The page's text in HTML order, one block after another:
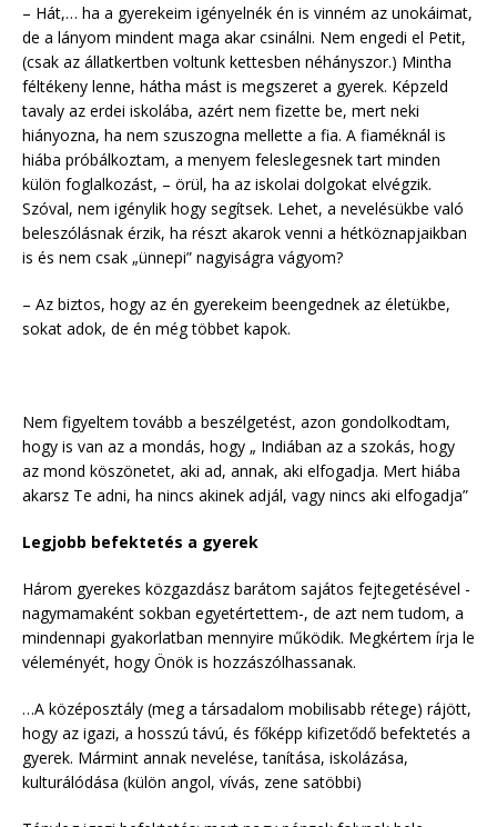
– Hát,… ha a gyerekeim igényelnék én is vinném az unokáimat,
de a lányom mindent maga akar csinálni. Nem engedi el Petit,
(csak az állatkertben voltunk kettesben néhányszor.) Mintha
féltékeny lenne, hátha mást is megszeret a gyerek. Képzeld
tavaly az erdei iskolába, azért nem fizette be, mert neki
hiányozna, ha nem szuszogna mellette a fia. A fiaméknál is
hiába próbálkoztam, a menyem feleslegesnek tart minden
külön foglalkozást, – örül, ha az iskolai dolgokat elvégzik.
Szóval, nem igénylik hogy segítsek. Lehet, a nevelésükbe való
beleszólásnak érzik, ha részt akarok venni a hétköznapjaikban
is és nem csak „ünnepi” nagyiságra vágyom?
– Az biztos, hogy az én gyerekeim beengednek az életükbe,
sokat adok, de én még többet kapok.
Nem figyeltem tovább a beszélgetést, azon gondolkodtam,
hogy is van az a mondás, hogy „ Indiában az a szokás, hogy
az mond köszönetet, aki ad, annak, aki elfogadja. Mert hiába
akarsz Te adni, ha nincs akinek adjál, vagy nincs aki elfogadja”
Legjobb befektetés a gyerek
Három gyerekes közgazdász barátom sajátos fejtegetésével -
nagymamaként sokban egyetértettem-, de azt nem tudom, a
mindennapi gyakorlatban mennyire működik. Megkértem írja le
véleményét, hogy Önök is hozzászólhassanak.
…A középosztály (meg a társadalom mobilisabb rétege) rájött,
hogy az igazi, a hosszú távú, és főképp kifizetődő befektetés a
gyerek. Mármint annak nevelése, tanítása, iskolázása,
kulturálódása (külön angol, vívás, zene satöbbi)